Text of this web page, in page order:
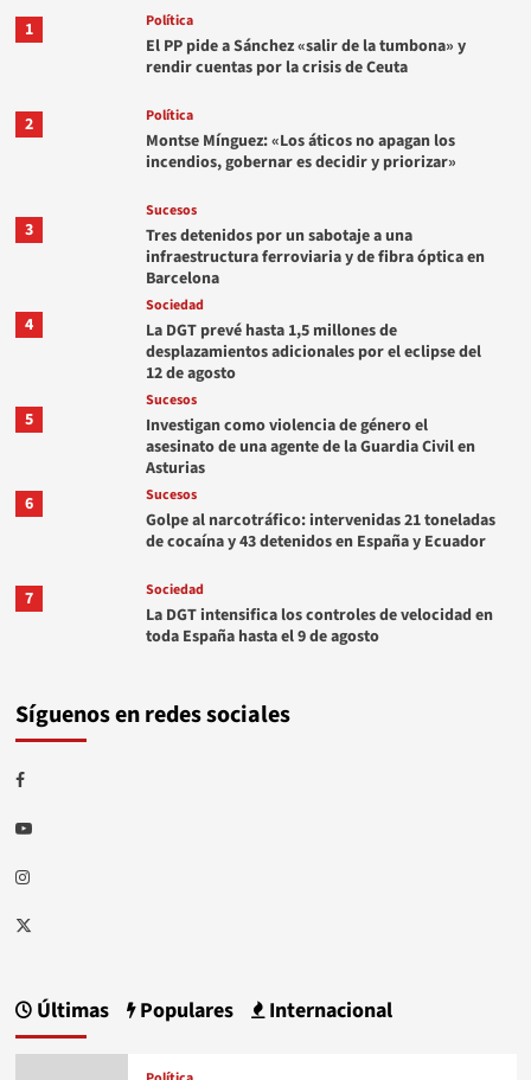
1 Política
El PP pide a Sánchez «salir de la tumbona» y
rendir cuentas por la crisis de Ceuta
2 Política
Montse Mínguez: «Los áticos no apagan los
incendios, gobernar es decidir y priorizar»
3
Sucesos
Tres detenidos por un sabotaje a una
infraestructura ferroviaria y de fibra óptica en
Barcelona
4
Sociedad
La DGT prevé hasta 1,5 millones de
desplazamientos adicionales por el eclipse del
12 de agosto
5
Sucesos
Investigan como violencia de género el
asesinato de una agente de la Guardia Civil en
Asturias
6
Sucesos
Golpe al narcotráfico: intervenidas 21 toneladas
de cocaína y 43 detenidos en España y Ecuador
7 Sociedad
La DGT intensifica los controles de velocidad en
toda España hasta el 9 de agosto
Síguenos en redes sociales
Facebook
Youtube
Instagram
Twitter
Últimas Populares Internacional